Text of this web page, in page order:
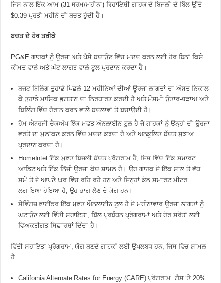
ਜਿਸ ਨਾਲ ਇੱਕ ਆਮ (31 ਥਰਮ/ਮਹੀਨਾ) ਰਿਹਾਇਸ਼ੀ ਗਾਹਕ ਦੇ ਬਿਜਲੀ ਦੇ ਬਿੱਲ ਉੱਤੇ
$0.39 ਪ੍ਰਤੀ ਮਹੀਨੇ ਦੀ ਬਚਤ ਹੁੰਦੀ ਹੈ।
ਬਚਤ ਦੇ ਹੋਰ ਤਰੀਕੇ
PG&E ਗਾਹਕਾਂ ਨੂੰ ਊਰਜਾ ਅਤੇ ਪੈਸੇ ਬਚਾਉਣ ਵਿੱਚ ਮਦਦ ਕਰਨ ਲਈ ਹੋਰ ਬਿਨਾਂ ਕਿਸੇ
ਕੀਮਤ ਵਾਲੇ ਅਤੇ ਘੱਟ ਲਾਗਤ ਵਾਲੇ ਟੂਲ ਪ੍ਰਦਾਨ ਕਰਦਾ ਹੈ।
ਬਜਟ ਬਿਲਿੰਗਤੁਹਾਡੇ ਪਿਛਲੇ 12 ਮਹੀਨਿਆਂ ਦੀਆਂ ਊਰਜਾ ਲਾਗਤਾਂ ਦਾ ਔਸਤ ਨਿਕਾਲ
ਕੇ ਤੁਹਾਡੇ ਮਾਸਿਕ ਭੁਗਤਾਨ ਦਾ ਨਿਰਧਾਰਤ ਕਰਦੀ ਹੈ ਅਤੇ ਮੌਸਮੀ ਉਤਾਰ-ਚੜਾਅ ਅਤੇ
ਬਿਲਿੰਗ ਵਿੱਚ ਹੈਰਾਨ ਕਰਨ ਵਾਲੇ ਬਦਲਾਵਾਂ ਤੋਂ ਬਚਾਉਂਦੀ ਹੈ।
ਹੋਮ ਐਨਰਜੀ ਚੈਕਅੱਪਇੱਕ ਮੁਫਤ ਔਨਲਾਈਨ ਟੂਲ ਹੈ ਜੋ ਗਾਹਕਾਂ ਨੂੰ ਉਨ੍ਹਾਂ ਦੀ ਊਰਜਾ
ਵਰਤੋਂ ਦਾ ਮੁਲਾਂਕਣ ਕਰਨ ਵਿੱਚ ਮਦਦ ਕਰਦਾ ਹੈ ਅਤੇ ਅਨੁਕੂਲਿਤ ਬੱਚਤ ਸੁਝਾਅ
ਪ੍ਰਦਾਨ ਕਰਦਾ ਹੈ।
HomeIntel ਇੱਕ ਮੁਫਤ ਬਿਜਲੀ ਬੱਚਤ ਪ੍ਰੋਗਰਾਮ ਹੈ, ਜਿਸ ਵਿੱਚ ਇੱਕ ਸਮਾਰਟ
ਆਡਿਟ ਅਤੇ ਇੱਕ ਨਿੱਜੀ ਊਰਜਾ ਕੋਚ ਸ਼ਾਮਲ ਹੈ। ਉਹ ਗਾਹਕ ਜੋ ਇੱਕ ਸਾਲ ਤੋਂ ਵੱਧ
ਸਮੇਂ ਤੋਂ ਜੋ ਆਪਣੇ ਘਰ ਵਿੱਚ ਰਹਿ ਰਹੇ ਹਨ ਅਤੇ ਜਿਨ੍ਹਾਂ ਕੋਲ ਸਮਾਰਟ ਮੀਟਰ
ਲਗਾਇਆ ਹੋਇਆ ਹੈ, ਉਹ ਭਾਗ ਲੈਣ ਦੇ ਯੋਗ ਹਨ।
ਸੇਵਿੰਗਜ਼ ਫਾਈਂਡਰ ਇੱਕ ਮੁਫਤ ਔਨਲਾਈਨ ਟੂਲ ਹੈ ਜੋ ਮਹੀਨਾਵਾਰ ਊਰਜਾ ਲਾਗਤਾਂ ਨੂੰ
ਘਟਾਉਣ ਲਈ ਵਿੱਤੀ ਸਹਾਇਤਾ, ਬਿੱਲ ਪ੍ਰਬੰਧਨ ਪ੍ਰੋਗਰਾਮਾਂ ਅਤੇ ਹੋਰ ਸਰੋਤਾਂ ਲਈ
ਵਿਅਕਤੀਗਤ ਸਿਫ਼ਾਰਸ਼ਾਂ ਦਿੰਦਾ ਹੈ।
ਵਿੱਤੀ ਸਹਾਇਤਾ ਪ੍ਰੋਗਰਾਮ, ਯੋਗ ਬਣਦੇ ਗਾਹਕਾਂ ਲਈ ਉਪਲਬਧ ਹਨ, ਜਿਸ ਵਿੱਚ ਸ਼ਾਮਲ
ਹੈ:
California Alternate Rates for Energy (CARE) ਪ੍ਰੋਗਰਾਮ: ਗੈਸ ‘ਤੇ 20%